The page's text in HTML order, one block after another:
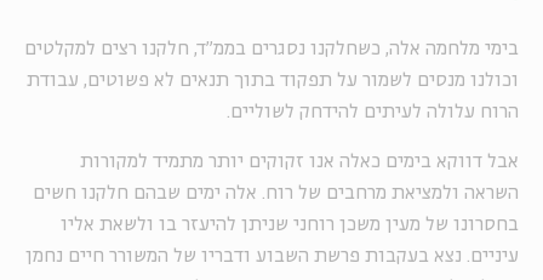
בימי מלחמה אלה, כשחלקנו נסגרים בממ"ד, חלקנו רצים למקלטים
וכולנו מנסים לשמור על תפקוד בתוך תנאים לא פשוטים, עבודת
הרוח עלולה לעיתים להידחק לשוליים.
אבל דווקא בימים כאלה אנו זקוקים יותר מתמיד למקורות
השראה ולמציאת מרחבים של רוח. אלה ימים שבהם חלקנו חשים
בחסרונו של מעין משכן רוחני שניתן להיעזר בו ולשאת אליו
עיניים. נצא בעקבות פרשת השבוע ודבריו של המשורר חיים נחמן